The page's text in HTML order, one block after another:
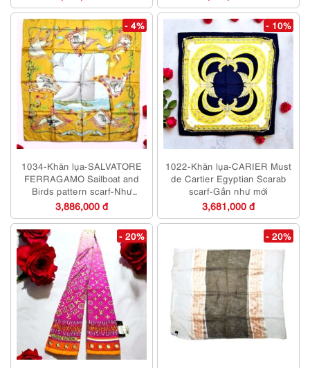
- 4%
1034-Khăn lụa-SALVATORE
FERRAGAMO Sailboat and
Birds pattern scarf-Như
mới/chưa sử dụng
3,886,000 đ
- 10%
1022-Khăn lụa-CARIER Must
de Cartier Egyptian Scarab
scarf-Gần như mới
3,681,000 đ
- 20% - 20%